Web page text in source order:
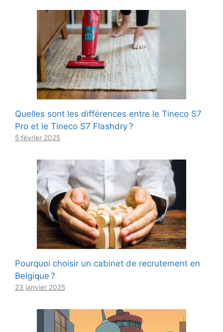
Quelles sont les différences entre le Tineco S7
Pro et le Tineco S7 Flashdry ?
5 février 2025
Pourquoi choisir un cabinet de recrutement en
Belgique ?
23 janvier 2025